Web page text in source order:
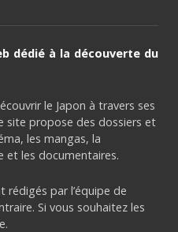
dédié à la découverte du
le Japon à travers ses
site propose des dossiers et
les mangas, la
et les documentaires.
par l’équipe de
Si vous souhaitez les